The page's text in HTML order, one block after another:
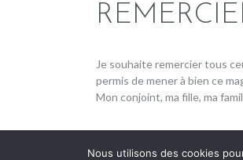
Je souhaite remercier tous
permis de mener à bien ce
Mon conjoint, ma fille, ma
Nous utilisons des cookies